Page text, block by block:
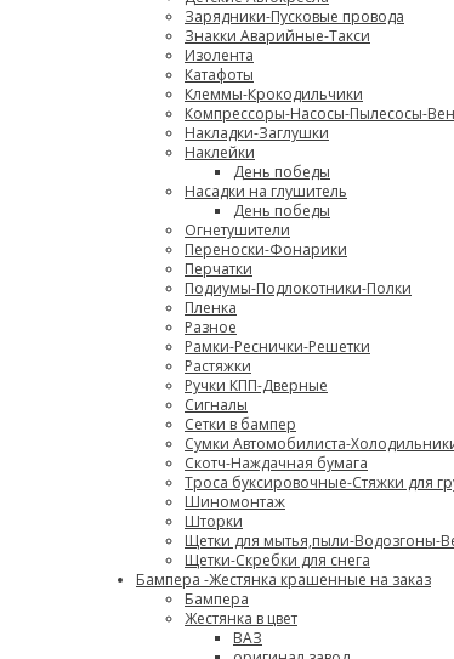
Зарядники-Пусковые провода
Знакки Аварийные-Такси
Изолента
Катафоты
Клеммы-Крокодильчики
Компрессоры-Насосы-Пылесосы-
Накладки-Заглушки
Наклейки
День победы
Насадки на глушитель
День победы
Огнетушители
Переноски-Фонарики
Перчатки
Подиумы-Подлокотники-Полки
Пленка
Разное
Рамки-Реснички-Решетки
Растяжки
Ручки КПП-Дверные
Сигналы
Сетки в бампер
Сумки Автомобилиста-
Скотч-Наждачная бумага
Троса буксировочные-Стяжки для
Шиномонтаж
Шторки
Щетки для мытья,пыли-Водозгоны-
Щетки-Скребки для снега
Бампера -Жестянка крашенные на заказ
Бампера
Жестянка в цвет
ВАЗ